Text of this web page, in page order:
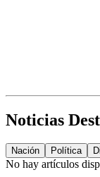
Noticias
Nación Política
No hay artículos